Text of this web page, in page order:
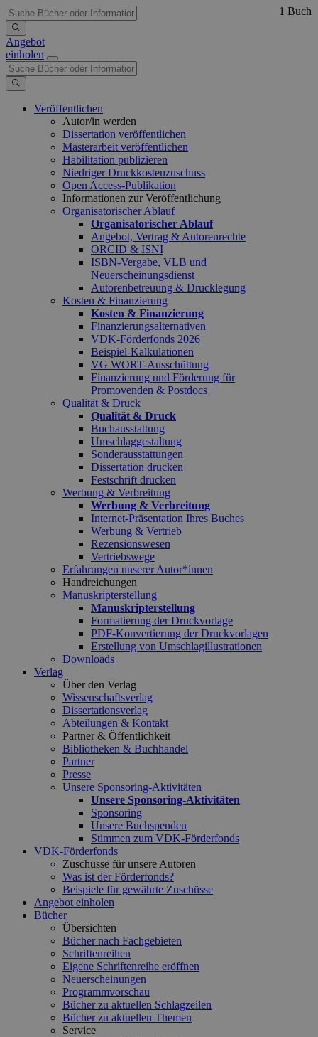
Angebot
einholen
Veröffentlichen
Autor/in werden
Dissertation veröffentlichen
Masterarbeit veröffentlichen
Habilitation publizieren
Niedriger Druckkostenzuschuss
Open Access-Publikation
Informationen zur Veröffentlichung
Organisatorischer Ablauf
Organisatorischer Ablauf
Angebot, Vertrag & Autorenrechte
ORCID & ISNI
ISBN-Vergabe, VLB und
Neuerscheinungsdienst
Autorenbetreuung & Drucklegung
Kosten & Finanzierung
Kosten & Finanzierung
Finanzierungsalternativen
VDK-Förderfonds 2026
Beispiel-Kalkulationen
VG WORT-Ausschüttung
Finanzierung und Förderung für
Promovenden & Postdocs
Qualität & Druck
Qualität & Druck
Buchausstattung
Umschlaggestaltung
Sonderausstattungen
Dissertation drucken
Festschrift drucken
Werbung & Verbreitung
Werbung & Verbreitung
Internet-Präsentation Ihres Buches
Werbung & Vertrieb
Rezensionswesen
Vertriebswege
Erfahrungen unserer Autor*innen
Handreichungen
Manuskripterstellung
Manuskripterstellung
Formatierung der Druckvorlage
PDF-Konvertierung der Druckvorlagen
Erstellung von Umschlagillustrationen
Downloads
Verlag
Über den Verlag
Wissenschaftsverlag
Dissertationsverlag
Abteilungen & Kontakt
Partner & Öffentlichkeit
Bibliotheken & Buchhandel
Partner
Presse
Unsere Sponsoring-Aktivitäten
Unsere Sponsoring-Aktivitäten
Sponsoring
Unsere Buchspenden
Stimmen zum VDK-Förderfonds
VDK-Förderfonds
Zuschüsse für unsere Autoren
Was ist der Förderfonds?
Beispiele für gewährte Zuschüsse
Angebot einholen
Bücher
Übersichten
Bücher nach Fachgebieten
Schriftenreihen
Eigene Schriftenreihe eröffnen
Neuerscheinungen
Programmvorschau
Bücher zu aktuellen Schlagzeilen
Bücher zu aktuellen Themen
Service
1 Buch